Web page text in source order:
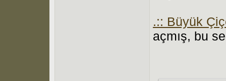
.:: Büyük
açmış, bu